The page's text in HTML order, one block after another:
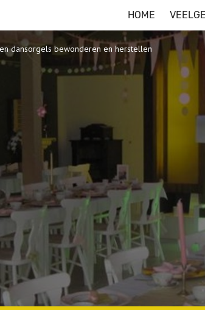
HOME
dansorgels bewonderen en herstellen